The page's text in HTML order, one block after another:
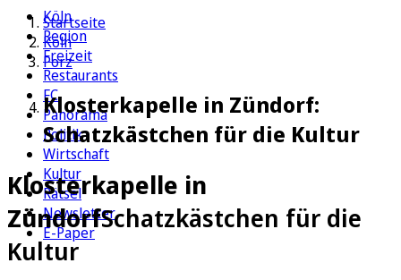
Köln
Region
Freizeit
Restaurants
FC
Panorama
Politik
Wirtschaft
Kultur
Rätsel
Newsletter
E-Paper
Startseite
Köln
Porz
Klosterkapelle in Zündorf:
Schatzkästchen für die Kultur
Klosterkapelle in
ZündorfSchatzkästchen für die
Kultur